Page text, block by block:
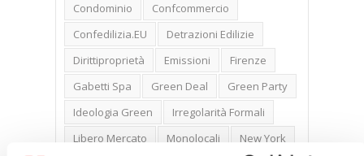
Condominio
Confcommercio
Confedilizia.EU
Detrazioni Edilizie
Dirittiproprietà
Emissioni
Firenze
Gabetti Spa
Green Deal
Green Party
Ideologia Green
Irregolarità Formali
Libero Mercato
Monolocali
New York